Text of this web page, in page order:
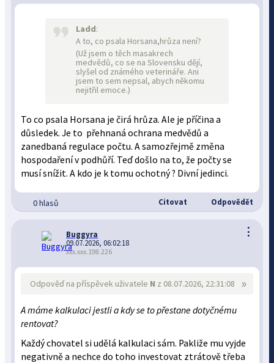
Ladd:
A to, co psala Horsana,hrůza není?
(Už jsem o těch masakrech
medvědů, co se na Slovensku dějí,
slyšel od známého veterináře. Ani
jsem to sem nepsal, abych někomu
nejitřil emoce.)
To co psala Horsana je čirá hrůza. Ale je příčina a
důsledek. Je to přehnaná ochrana medvědů a
zanedbaná regulace počtu. A samozřejmě změna
hospodaření v podhůří. Teď došlo na to, že počty se
musí snížit. A kdo je k tomu ochotný ? Divní jedinci.
0 hlasů Citovat Odpovědět
⋮
Buggyra
09.07.2026, 06:02:18
xxx.xxx.198.226
»
Odpověď na příspěvek uživatele N z 08.07.2026, 22:31:08
A máme kalkulaci jestli a kdy se to přestane dotyčnému
rentovat?
Každý chovatel si udělá kalkulaci sám. Pakliže mu vyjde
negativně a nechce do toho investovat ztrátově třeba